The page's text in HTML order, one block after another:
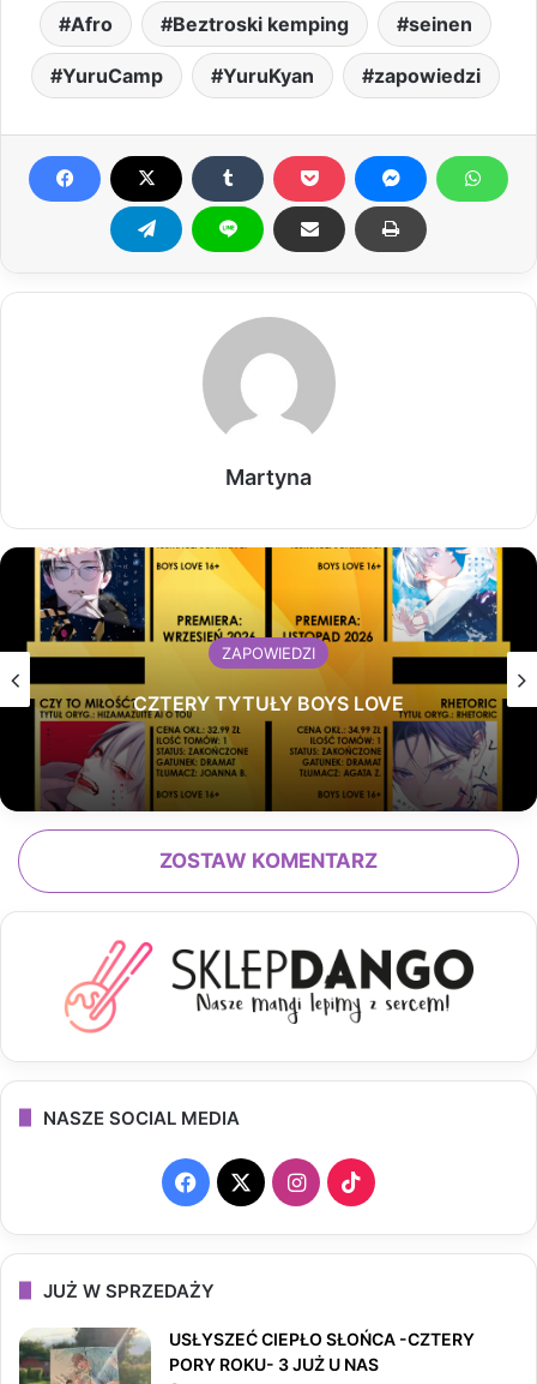
Afro Beztroski kemping seinen
YuruCamp YuruKyan zapowiedzi
Martyna
ZAPOWIEDZI
CZTERY TYTUŁY BOYS LOVE
ZOSTAW KOMENTARZ
NASZE SOCIAL MEDIA
Facebook
X InstagramTikTok
JUŻ W SPRZEDAŻY
USŁYSZEĆ CIEPŁO SŁOŃCA -CZTERY
PORY ROKU- 3 JUŻ U NAS